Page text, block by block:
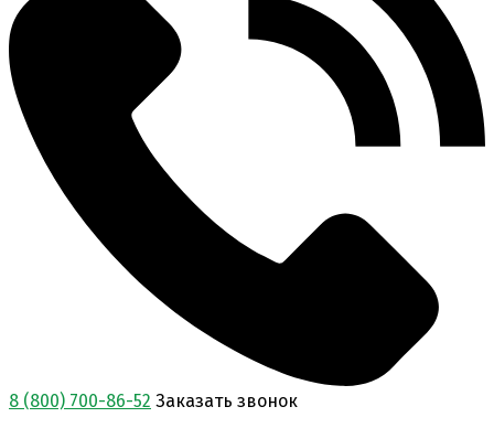
8 (800) 700-86-52 Заказать звонок